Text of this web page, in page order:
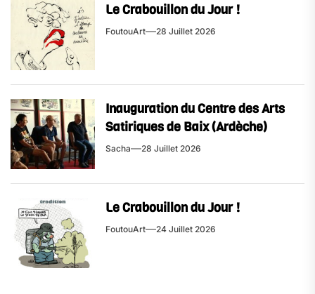
Le Crabouillon du Jour !
FoutouArt 28 Juillet 2026
Inauguration du Centre des Arts
Satiriques de Baix (Ardèche)
Sacha 28 Juillet 2026
Le Crabouillon du Jour !
FoutouArt 24 Juillet 2026